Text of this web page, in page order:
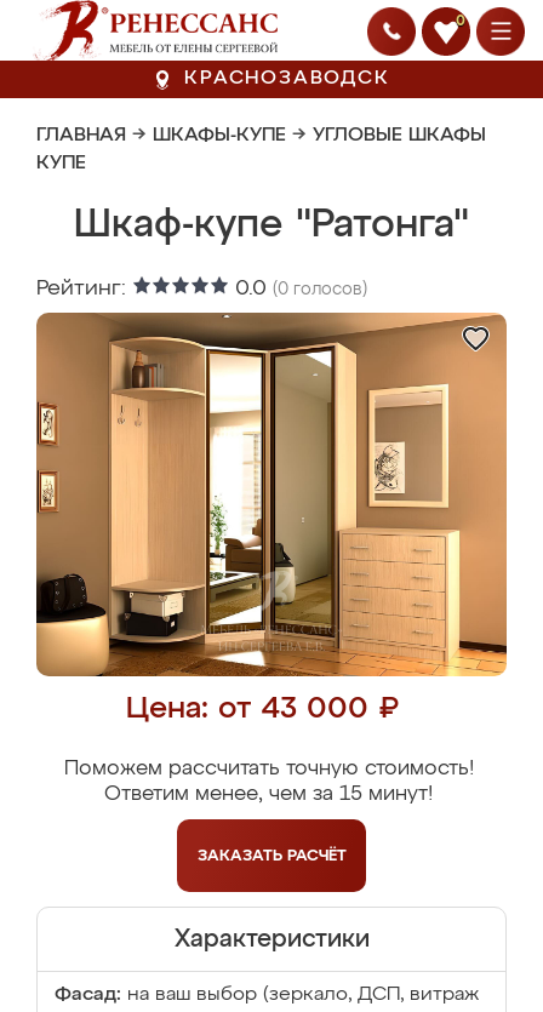
0
КРАСНОЗАВОДСК
ГЛАВНАЯ → ШКАФЫ-КУПЕ → УГЛОВЫЕ ШКАФЫ
КУПЕ
Шкаф-купе "Ратонга"
Рейтинг: 0.0 (0 голосов)
Цена: от 43 000 ₽
Поможем рассчитать точную стоимость!
Ответим менее, чем за 15 минут!
ЗАКАЗАТЬ РАСЧЁТ
Характеристики
Фасад: на ваш выбор (зеркало, ДСП, витраж